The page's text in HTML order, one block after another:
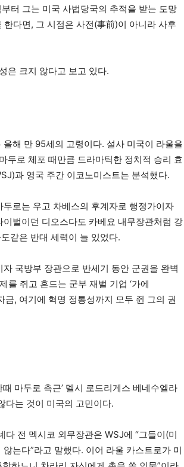
터 그는 미국 사법당국의 추적을 받는 도망
다면, 그 시점은 사전(事前)이 아니라 사후
은 크지 않다고 보고 있다.
해 만 95세의 고령이다. 설사 미국이 라울을
두로 체포 때만큼 드라마틱한 정치적 승리 효
과 영국 주간 이코노미스트는 분석했다.
로는 우고 차베스의 후계자로 행정가이자
벌이던 디오스다도 카베요 내무장관처럼 강
같은 반대 세력이 늘 있었다.
국방부 장관으로 반세기 동안 군권을 완벽
를 쥐고 흔드는 군부 재벌 기업 ‘가에
, 여기에 혁명 정통성까지 모두 쥔 그의 권
마두로 측근’ 델시 로드리게스 베네수엘라
다는 것이 미국의 고민이다.
전 멕시코 외무장관은 WSJ에 “그들이(미
는다”라고 말했다. 이어 라울 카스트로가 미